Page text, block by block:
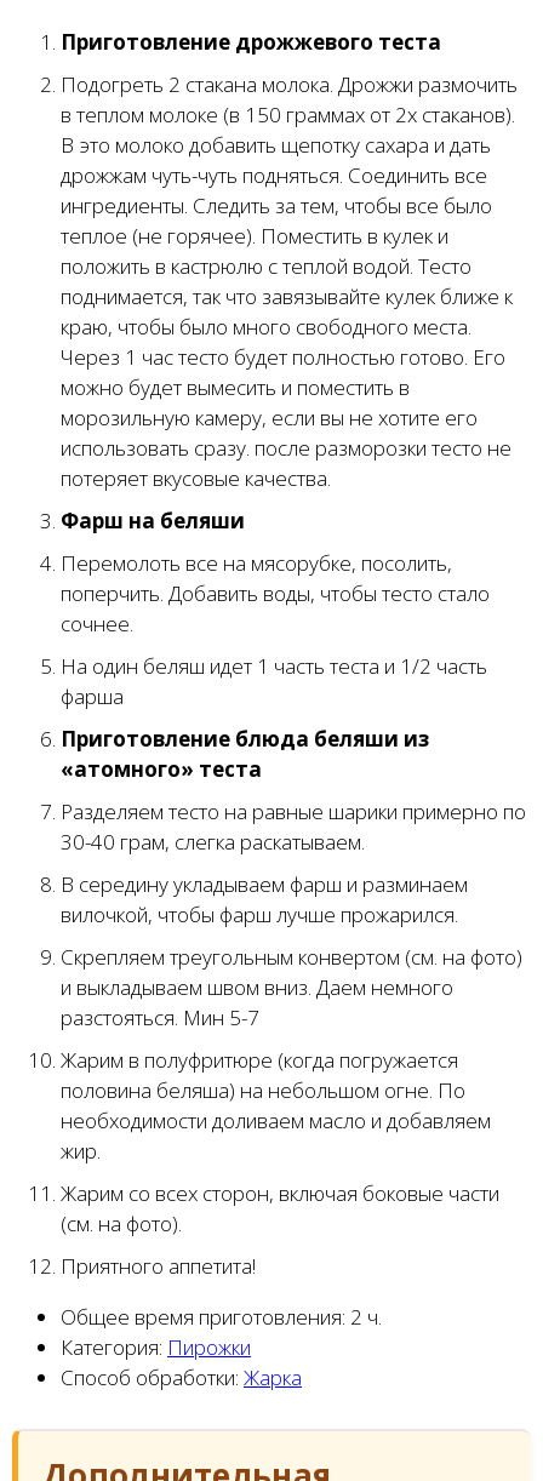
Приготовление дрожжевого теста
Подогреть 2 стакана молока. Дрожжи размочить
в теплом молоке (в 150 граммах от 2х стаканов).
В это молоко добавить щепотку сахара и дать
дрожжам чуть-чуть подняться. Соединить все
ингредиенты. Следить за тем, чтобы все было
теплое (не горячее). Поместить в кулек и
положить в кастрюлю с теплой водой. Тесто
поднимается, так что завязывайте кулек ближе к
краю, чтобы было много свободного места.
Через 1 час тесто будет полностью готово. Его
можно будет вымесить и поместить в
морозильную камеру, если вы не хотите его
использовать сразу. после разморозки тесто не
потеряет вкусовые качества.
Фарш на беляши
Перемолоть все на мясорубке, посолить,
поперчить. Добавить воды, чтобы тесто стало
сочнее.
На один беляш идет 1 часть теста и 1/2 часть
фарша
Приготовление блюда беляши из
«атомного» теста
Разделяем тесто на равные шарики примерно по
30-40 грам, слегка раскатываем.
В середину укладываем фарш и разминаем
вилочкой, чтобы фарш лучше прожарился.
Скрепляем треугольным конвертом (см. на фото)
и выкладываем швом вниз. Даем немного
разстояться. Мин 5-7
Жарим в полуфритюре (когда погружается
половина беляша) на небольшом огне. По
необходимости доливаем масло и добавляем
жир.
Жарим со всех сторон, включая боковые части
(см. на фото).
Приятного аппетита!
Общее время приготовления: 2 ч.
Категория: Пирожки
Способ обработки: Жарка